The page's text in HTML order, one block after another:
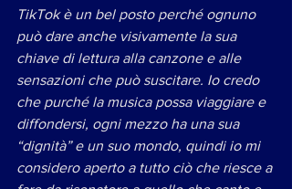
TikTok è un bel posto perché ognuno
può dare anche visivamente la sua
chiave di lettura alla canzone e alle
sensazioni che può suscitare. Io credo
che purché la musica possa viaggiare e
diffondersi, ogni mezzo ha una sua
“dignità” e un suo mondo, quindi io mi
considero aperto a tutto ciò che riesce a